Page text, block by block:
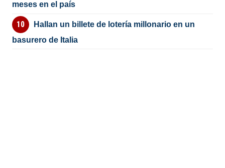
meses en el país
Hallan un billete de lotería millonario en un
basurero de Italia